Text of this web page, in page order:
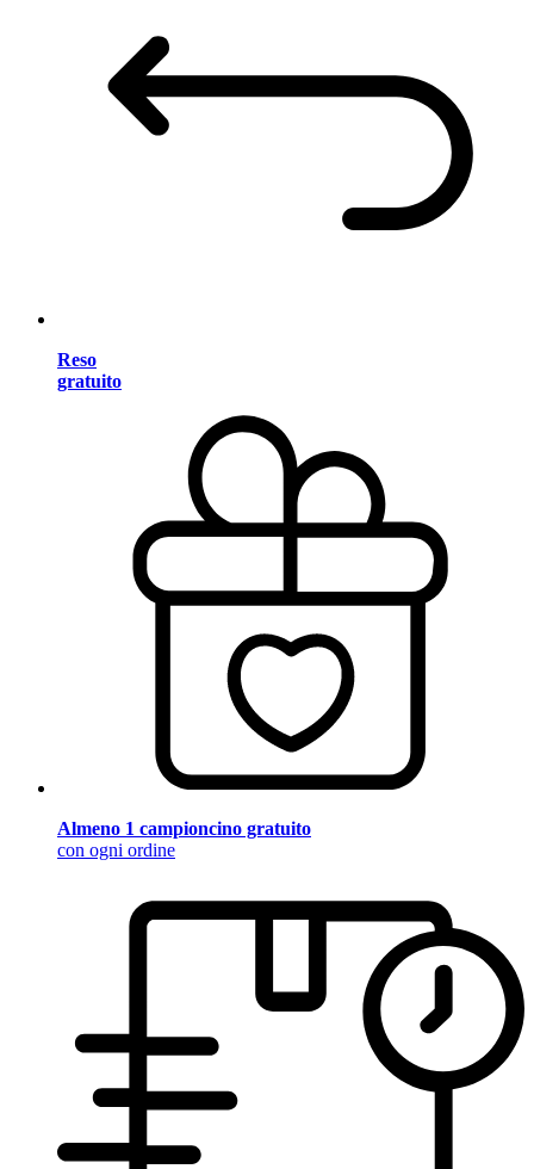
Reso
gratuito
Almeno 1 campioncino gratuito
con ogni ordine